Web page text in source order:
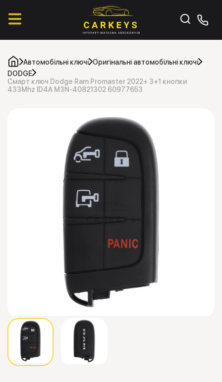
Автомобільні ключі Оригінальні автомобільні ключі
DODGE
Смарт ключ Dodge Ram Promaster 2022+ 3+1 кнопки
433Mhz ID4A M3N-40821302 60977653